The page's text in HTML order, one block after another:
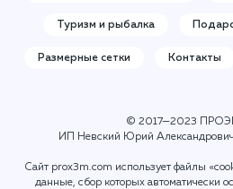
Туризм и рыбалка
Размерные сетки Контакты
© 2017—2023
ИП Невский Юрий
Сайт prox3m.com использует файлы
данные, сбор которых автоматически